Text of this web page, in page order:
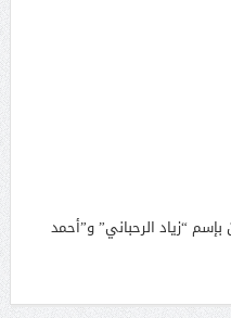
“زياد الرحباني” و”أحمد